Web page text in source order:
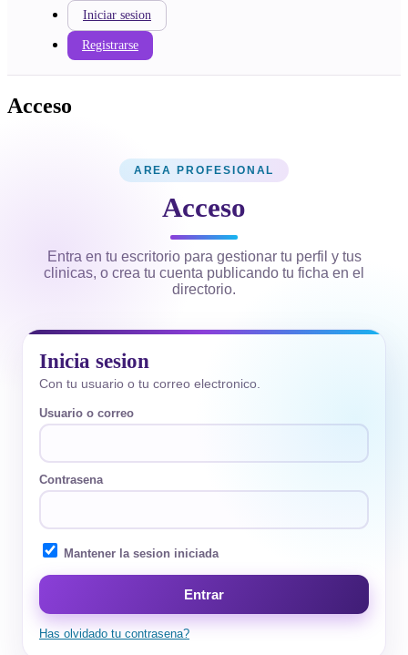
Iniciar sesion
Registrarse
Acceso
AREA PROFESIONAL
Acceso
Entra en tu escritorio para gestionar tu perfil y tus
clinicas, o crea tu cuenta publicando tu ficha en el
directorio.
Inicia sesion
Con tu usuario o tu correo electronico.
Usuario o correo
Contrasena
Mantener la sesion iniciada
Entrar
Has olvidado tu contrasena?